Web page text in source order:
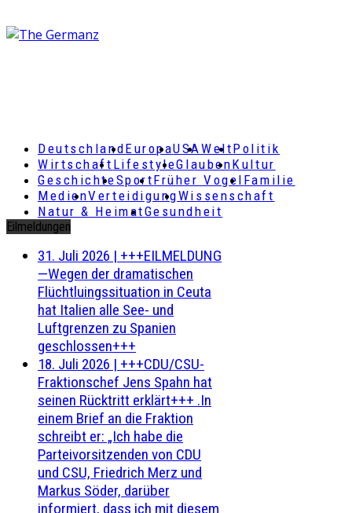
DeutschlandEuropaUSAWeltPolitik
Wirtschaft LifestyleGlaubenKultur
GeschichteSportFrüher Vogel Familie
MedienVerteidigungWissenschaft
Natur & HeimatGesundheit
Eilmeldungen
31. Juli 2026 | +++EILMELDUNG
—Wegen der dramatischen
Flüchtluingssituation in Ceuta
hat Italien alle See- und
Luftgrenzen zu Spanien
geschlossen+++
18. Juli 2026 | +++CDU/CSU-
Fraktionschef Jens Spahn hat
seinen Rücktritt erklärt+++ .In
einem Brief an die Fraktion
schreibt er: „Ich habe die
Parteivorsitzenden von CDU
und CSU, Friedrich Merz und
Markus Söder, darüber
informiert, dass ich mit diesem